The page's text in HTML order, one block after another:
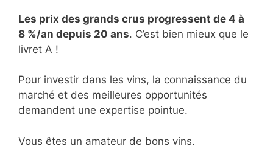
Les prix des grands crus progressent de 4 à
8 %/an depuis 20 ans. C’est bien mieux que le
livret A !
Pour investir dans les vins, la connaissance du
marché et des meilleures opportunités
demandent une expertise pointue.
Vous êtes un amateur de bons vins.